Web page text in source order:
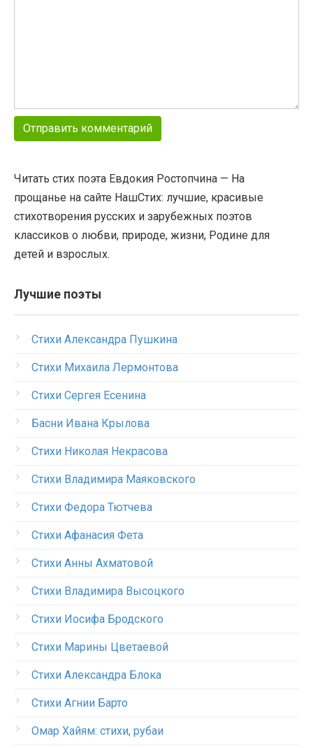
Читать стих поэта Евдокия Ростопчина — На
прощанье на сайте НашСтих: лучшие, красивые
стихотворения русских и зарубежных поэтов
классиков о любви, природе, жизни, Родине для
детей и взрослых.
Лучшие поэты
Стихи Александра Пушкина
Стихи Михаила Лермонтова
Стихи Сергея Есенина
Басни Ивана Крылова
Стихи Николая Некрасова
Стихи Владимира Маяковского
Стихи Федора Тютчева
Стихи Афанасия Фета
Стихи Анны Ахматовой
Стихи Владимира Высоцкого
Стихи Иосифа Бродского
Стихи Марины Цветаевой
Стихи Александра Блока
Стихи Агнии Барто
Омар Хайям: стихи, рубаи